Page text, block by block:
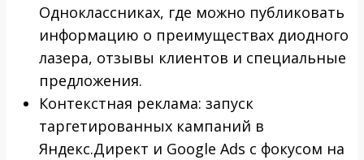
Одноклассниках, где можно публиковать
информацию о преимуществах диодного
лазера, отзывы клиентов и специальные
предложения.
Контекстная реклама: запуск
таргетированных кампаний в
Яндекс.Директ и Google Ads с фокусом на